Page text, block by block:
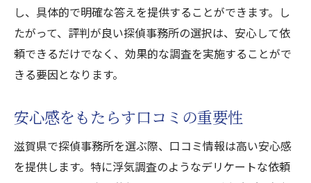
し、具体的で明確な答えを提供することができます。し
たがって、評判が良い探偵事務所の選択は、安心して依
頼できるだけでなく、効果的な調査を実施することがで
きる要因となります。
安心感をもたらす口コミの重要性
滋賀県で探偵事務所を選ぶ際、口コミ情報は高い安心感
を提供します。特に浮気調査のようなデリケートな依頼